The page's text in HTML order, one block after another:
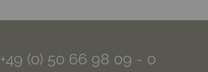
+49 (0) 50 66 98 09 - 0